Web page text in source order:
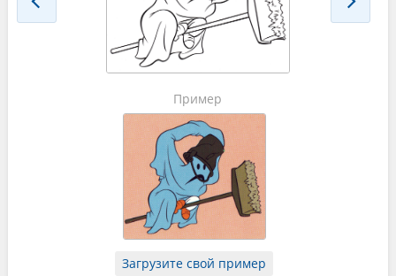
Пример
Загрузите свой пример